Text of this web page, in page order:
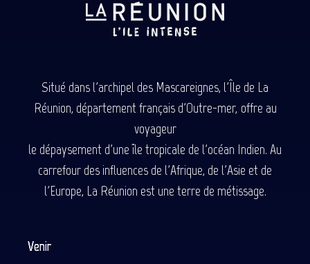
Situé dans l'archipel des Mascareignes, l'Île de La
Réunion, département français d'Outre-mer, offre au
voyageur
le dépaysement d'une île tropicale de l'océan Indien. Au
carrefour des influences de l'Afrique, de l'Asie et de
l'Europe, La Réunion est une terre de métissage.
Venir